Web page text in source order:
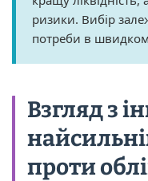
ризики. Вибір
потреби в
Взгляд з
проти